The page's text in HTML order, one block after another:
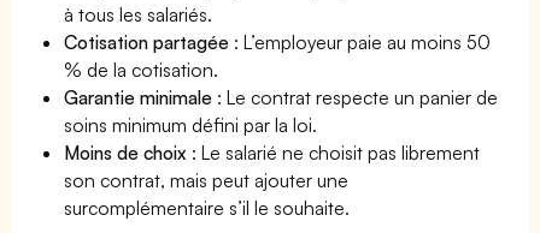
à tous les salariés.
Cotisation partagée : L’employeur paie au moins 50
% de la cotisation.
Garantie minimale : Le contrat respecte un panier de
soins minimum défini par la loi.
Moins de choix : Le salarié ne choisit pas librement
son contrat, mais peut ajouter une
surcomplémentaire s’il le souhaite.